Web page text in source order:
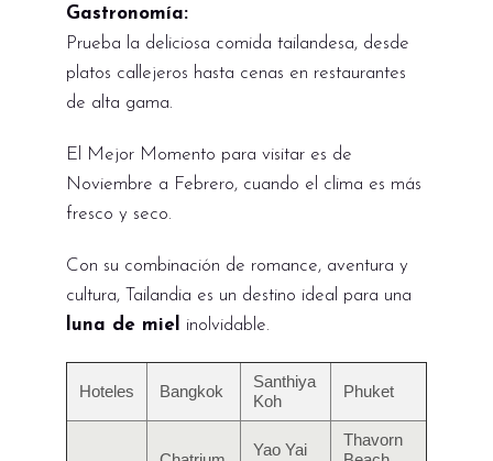
Gastronomía:
Prueba la deliciosa comida tailandesa, desde
platos callejeros hasta cenas en restaurantes
de alta gama.
El Mejor Momento para visitar es de
Noviembre a Febrero, cuando el clima es más
fresco y seco.
Con su combinación de romance, aventura y
cultura, Tailandia es un destino ideal para una
luna de miel
inolvidable.
Hoteles Bangkok
Santhiya
Koh
Phuket
Yao Yai
Thavorn